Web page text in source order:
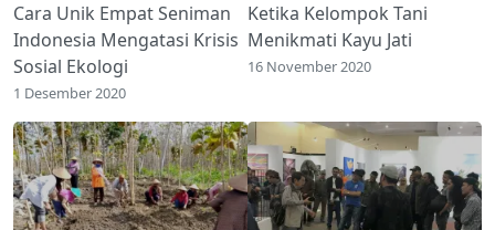
Cara Unik Empat Seniman
Indonesia Mengatasi Krisis
Sosial Ekologi
1 Desember 2020
Ketika Kelompok Tani
Menikmati Kayu Jati
16 November 2020